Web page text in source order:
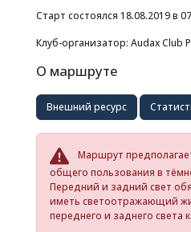
Старт состоялся 18.08.2019 в
Клуб-организатор: Audax Club
О маршруте
Внешний ресурс
Маршрут
общего пользования в
Передний и задний свет
иметь светоотражающий
переднего и заднего света